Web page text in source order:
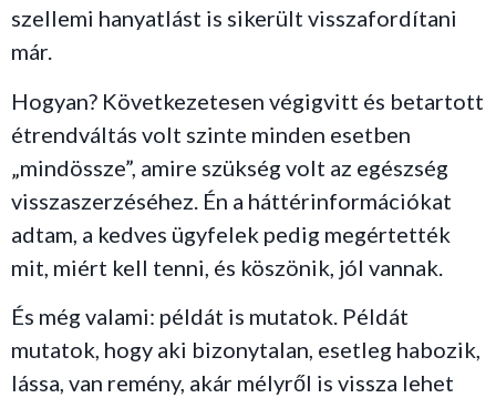
szellemi hanyatlást is sikerült visszafordítani
már.
Hogyan? Következetesen végigvitt és betartott
étrendváltás volt szinte minden esetben
„mindössze”, amire szükség volt az egészség
visszaszerzéséhez. Én a háttérinformációkat
adtam, a kedves ügyfelek pedig megértették
mit, miért kell tenni, és köszönik, jól vannak.
És még valami: példát is mutatok. Példát
mutatok, hogy aki bizonytalan, esetleg habozik,
lássa, van remény, akár mélyről is vissza lehet